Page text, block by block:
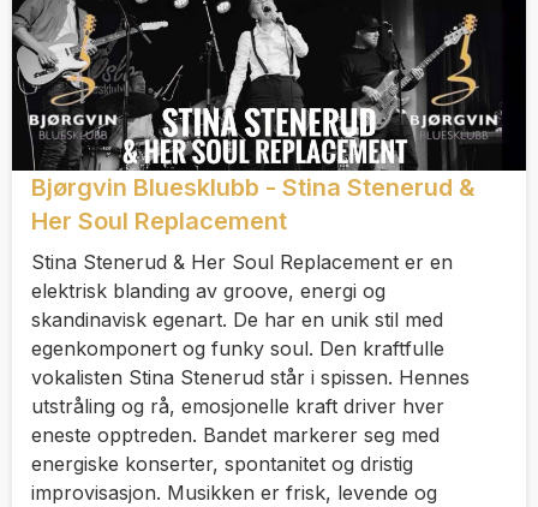
Bjørgvin Bluesklubb - Stina Stenerud &
Her Soul Replacement
Stina Stenerud & Her Soul Replacement er en
elektrisk blanding av groove, energi og
skandinavisk egenart. De har en unik stil med
egenkomponert og funky soul. Den kraftfulle
vokalisten Stina Stenerud står i spissen. Hennes
utstråling og rå, emosjonelle kraft driver hver
eneste opptreden. Bandet markerer seg med
energiske konserter, spontanitet og dristig
improvisasjon. Musikken er frisk, levende og